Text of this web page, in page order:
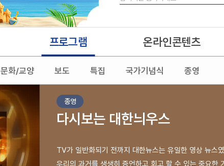
프로그램
문화/교양 보도 특집 국가기념식 종영
온라인콘텐츠
종영
다시보는 대한늬우스
TV가 일반화되기 전까지 대한뉴스는 유일한 영상 뉴스
우리의 과거를 생생히 증언하고 회고 할 수 있는 중요한